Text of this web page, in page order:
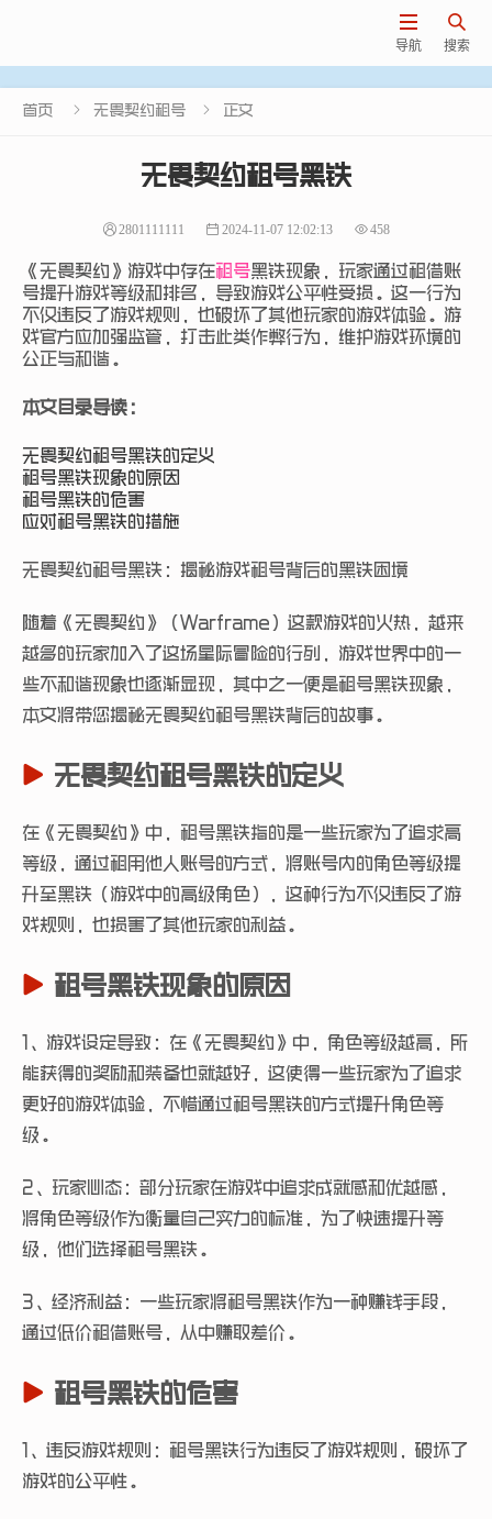

搜索

导航
首页  无畏契约租号  正文
无畏契约租号黑铁
2801111111 2024-11-07 12:02:13 458
《无畏契约》游戏中存在租号黑铁现象，玩家通过租借账
号提升游戏等级和排名，导致游戏公平性受损。这一行为
不仅违反了游戏规则，也破坏了其他玩家的游戏体验。游
戏官方应加强监管，打击此类作弊行为，维护游戏环境的
公正与和谐。
本文目录导读：
无畏契约租号黑铁的定义
租号黑铁现象的原因
租号黑铁的危害
应对租号黑铁的措施
无畏契约租号黑铁：揭秘游戏租号背后的黑铁困境
随着《无畏契约》（Warframe）这款游戏的火热，越来
越多的玩家加入了这场星际冒险的行列，游戏世界中的一
些不和谐现象也逐渐显现，其中之一便是租号黑铁现象，
本文将带您揭秘无畏契约租号黑铁背后的故事。
无畏契约租号黑铁的定义
在《无畏契约》中，租号黑铁指的是一些玩家为了追求高
等级，通过租用他人账号的方式，将账号内的角色等级提
升至黑铁（游戏中的高级角色），这种行为不仅违反了游
戏规则，也损害了其他玩家的利益。
租号黑铁现象的原因
1、游戏设定导致：在《无畏契约》中，角色等级越高，所
能获得的奖励和装备也就越好，这使得一些玩家为了追求
更好的游戏体验，不惜通过租号黑铁的方式提升角色等
级。
2、玩家心态：部分玩家在游戏中追求成就感和优越感，
将角色等级作为衡量自己实力的标准，为了快速提升等
级，他们选择租号黑铁。
3、经济利益：一些玩家将租号黑铁作为一种赚钱手段，
通过低价租借账号，从中赚取差价。
租号黑铁的危害
1、违反游戏规则：租号黑铁行为违反了游戏规则，破坏了
游戏的公平性。